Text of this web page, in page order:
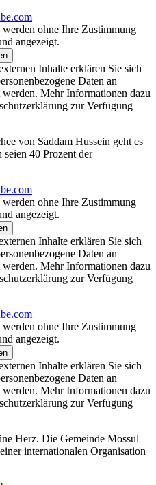
ohne Ihre Zustimmung
angezeigt.
Inhalte erklären Sie sich
Daten an
Mehr Informationen dazu
zur Verfügung
von Saddam Hussein geht es
40 Prozent der
ohne Ihre Zustimmung
angezeigt.
Inhalte erklären Sie sich
Daten an
Mehr Informationen dazu
zur Verfügung
ohne Ihre Zustimmung
angezeigt.
Inhalte erklären Sie sich
Daten an
Mehr Informationen dazu
zur Verfügung
Herz. Die Gemeinde Mossul
internationalen Organisation